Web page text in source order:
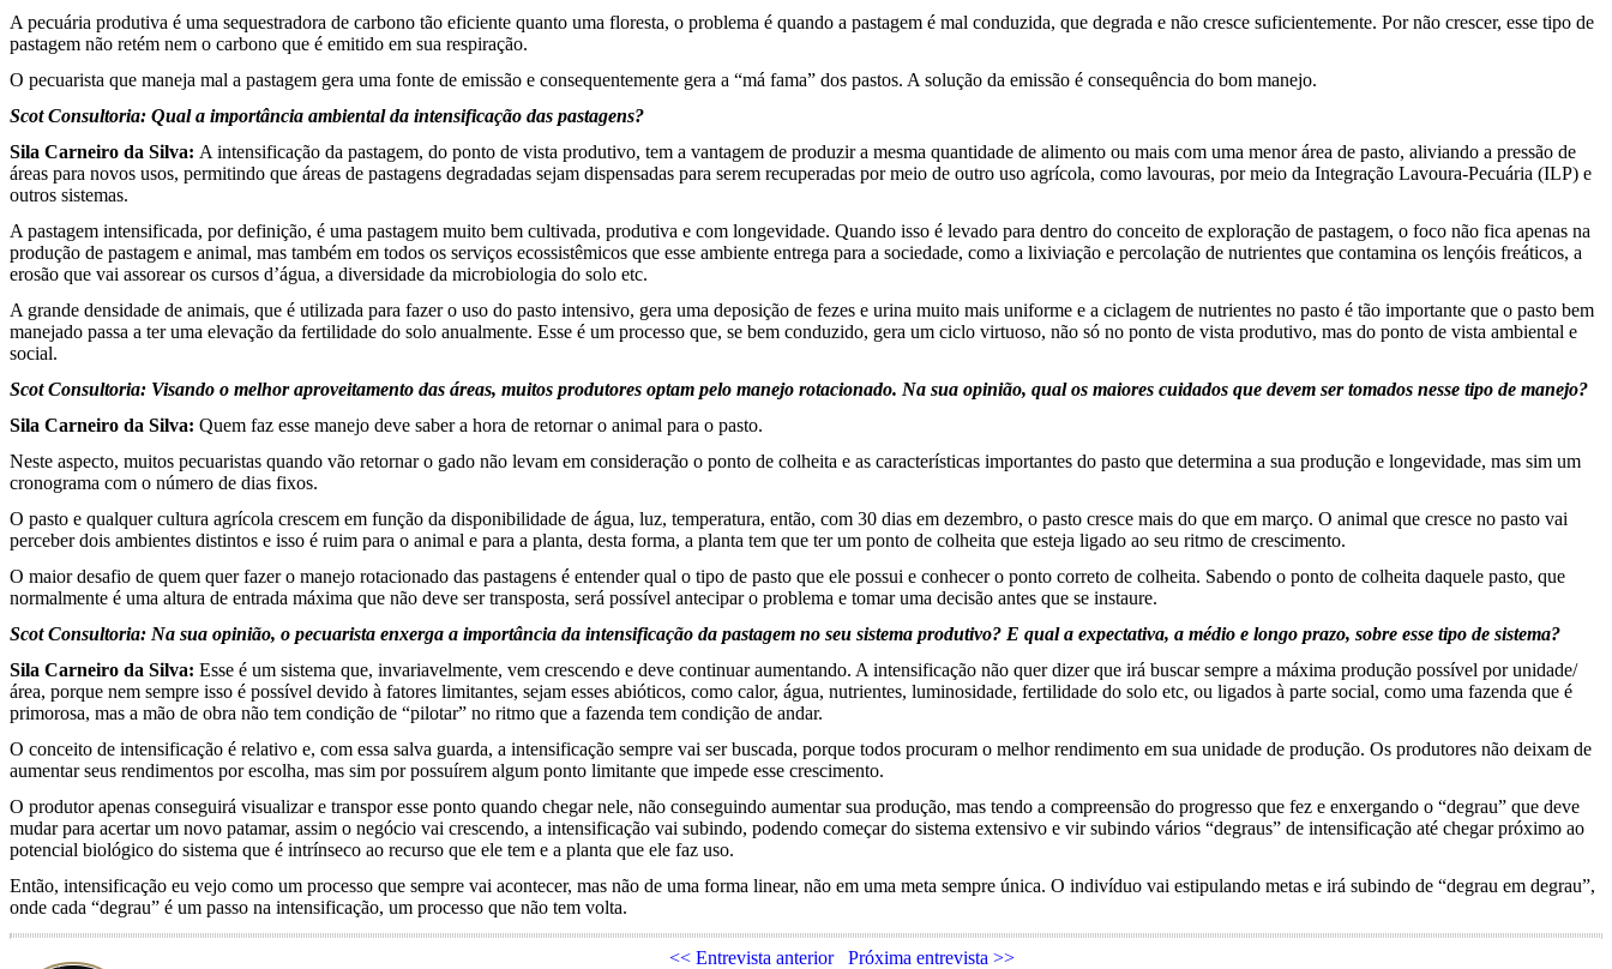
A pecuária produtiva é uma sequestradora de carbono tão eficiente quanto uma floresta, o problema é quando a pastagem é mal conduzida, que degrada e não cresce suficientemente. Por não crescer, esse tipo de
pastagem não retém nem o carbono que é emitido em sua respiração.
O pecuarista que maneja mal a pastagem gera uma fonte de emissão e consequentemente gera a “má fama” dos pastos. A solução da emissão é consequência do bom manejo.
Scot Consultoria: Qual a importância ambiental da intensificação das pastagens?
Sila Carneiro da Silva: A intensificação da pastagem, do ponto de vista produtivo, tem a vantagem de produzir a mesma quantidade de alimento ou mais com uma menor área de pasto, aliviando a pressão de
áreas para novos usos, permitindo que áreas de pastagens degradadas sejam dispensadas para serem recuperadas por meio de outro uso agrícola, como lavouras, por meio da Integração Lavoura-Pecuária (ILP) e
outros sistemas.
A pastagem intensificada, por definição, é uma pastagem muito bem cultivada, produtiva e com longevidade. Quando isso é levado para dentro do conceito de exploração de pastagem, o foco não fica apenas na
produção de pastagem e animal, mas também em todos os serviços ecossistêmicos que esse ambiente entrega para a sociedade, como a lixiviação e percolação de nutrientes que contamina os lençóis freáticos, a
erosão que vai assorear os cursos d’água, a diversidade da microbiologia do solo etc.
A grande densidade de animais, que é utilizada para fazer o uso do pasto intensivo, gera uma deposição de fezes e urina muito mais uniforme e a ciclagem de nutrientes no pasto é tão importante que o pasto bem
manejado passa a ter uma elevação da fertilidade do solo anualmente. Esse é um processo que, se bem conduzido, gera um ciclo virtuoso, não só no ponto de vista produtivo, mas do ponto de vista ambiental e
social.
Scot Consultoria: Visando o melhor aproveitamento das áreas, muitos produtores optam pelo manejo rotacionado. Na sua opinião, qual os maiores cuidados que devem ser tomados nesse tipo de manejo?
Sila Carneiro da Silva: Quem faz esse manejo deve saber a hora de retornar o animal para o pasto.
Neste aspecto, muitos pecuaristas quando vão retornar o gado não levam em consideração o ponto de colheita e as características importantes do pasto que determina a sua produção e longevidade, mas sim um
cronograma com o número de dias fixos.
O pasto e qualquer cultura agrícola crescem em função da disponibilidade de água, luz, temperatura, então, com 30 dias em dezembro, o pasto cresce mais do que em março. O animal que cresce no pasto vai
perceber dois ambientes distintos e isso é ruim para o animal e para a planta, desta forma, a planta tem que ter um ponto de colheita que esteja ligado ao seu ritmo de crescimento.
O maior desafio de quem quer fazer o manejo rotacionado das pastagens é entender qual o tipo de pasto que ele possui e conhecer o ponto correto de colheita. Sabendo o ponto de colheita daquele pasto, que
normalmente é uma altura de entrada máxima que não deve ser transposta, será possível antecipar o problema e tomar uma decisão antes que se instaure.
Scot Consultoria: Na sua opinião, o pecuarista enxerga a importância da intensificação da pastagem no seu sistema produtivo? E qual a expectativa, a médio e longo prazo, sobre esse tipo de sistema?
Sila Carneiro da Silva: Esse é um sistema que, invariavelmente, vem crescendo e deve continuar aumentando. A intensificação não quer dizer que irá buscar sempre a máxima produção possível por unidade/
área, porque nem sempre isso é possível devido à fatores limitantes, sejam esses abióticos, como calor, água, nutrientes, luminosidade, fertilidade do solo etc, ou ligados à parte social, como uma fazenda que é
primorosa, mas a mão de obra não tem condição de “pilotar” no ritmo que a fazenda tem condição de andar.
O conceito de intensificação é relativo e, com essa salva guarda, a intensificação sempre vai ser buscada, porque todos procuram o melhor rendimento em sua unidade de produção. Os produtores não deixam de
aumentar seus rendimentos por escolha, mas sim por possuírem algum ponto limitante que impede esse crescimento.
O produtor apenas conseguirá visualizar e transpor esse ponto quando chegar nele, não conseguindo aumentar sua produção, mas tendo a compreensão do progresso que fez e enxergando o “degrau” que deve
mudar para acertar um novo patamar, assim o negócio vai crescendo, a intensificação vai subindo, podendo começar do sistema extensivo e vir subindo vários “degraus” de intensificação até chegar próximo ao
potencial biológico do sistema que é intrínseco ao recurso que ele tem e a planta que ele faz uso.
Então, intensificação eu vejo como um processo que sempre vai acontecer, mas não de uma forma linear, não em uma meta sempre única. O indivíduo vai estipulando metas e irá subindo de “degrau em degrau”,
onde cada “degrau” é um passo na intensificação, um processo que não tem volta.
<< Entrevista anterior Próxima entrevista >>